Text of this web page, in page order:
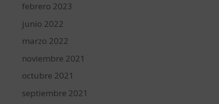
febrero 2023
junio 2022
marzo 2022
noviembre 2021
octubre 2021
septiembre 2021